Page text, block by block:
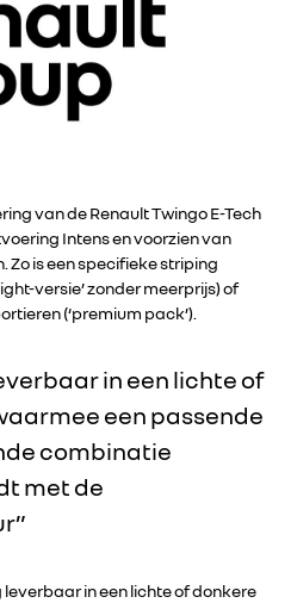
van de Renault Twingo E-Tech
Intens en voorzien van
is een specifieke striping
versie’ zonder meerprijs) of
(‘premium pack’).
een passende
combinatie
met de
in een lichte of donkere